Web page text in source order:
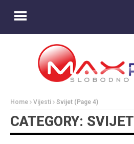
Home Vijesti Svijet (Page 4)
CATEGORY: SVIJET